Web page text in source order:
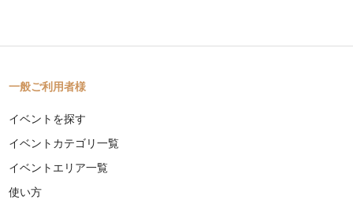
一般ご利用者様
イベントを探す
イベントカテゴリ一覧
イベントエリア一覧
使い方